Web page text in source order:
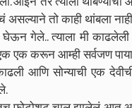
असल्याने तो काही थांबला
घेऊन गेले.. त्याला मी
एक एक करून आम्ही सर्वजण
आणि सोन्याची एक